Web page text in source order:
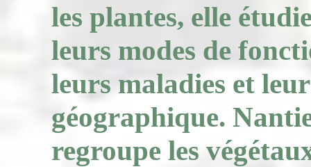
les plantes, elle
leurs modes de
leurs maladies et
géographique.
regroupe les